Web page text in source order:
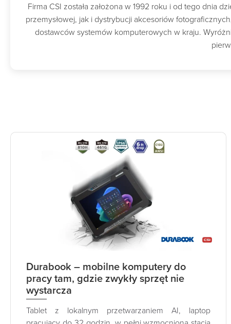
Firma CSI została założona w 1992 roku i od tego
przemysłowej, jak i dystrybucji akcesoriów
dostawców systemów komputerowych w kraju.
Durabook – mobilne komputery do
pracy tam, gdzie zwykły sprzęt nie
wystarcza
Tablet z lokalnym przetwarzaniem AI, laptop